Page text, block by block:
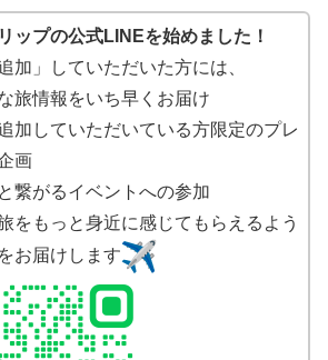
ップの公式LINEを始めました！
加」していただいた方には、
旅情報をいち早くお届け
加していただいている方限定のプレ
画
繋がるイベントへの参加
をもっと身近に感じてもらえるよう
お届けします